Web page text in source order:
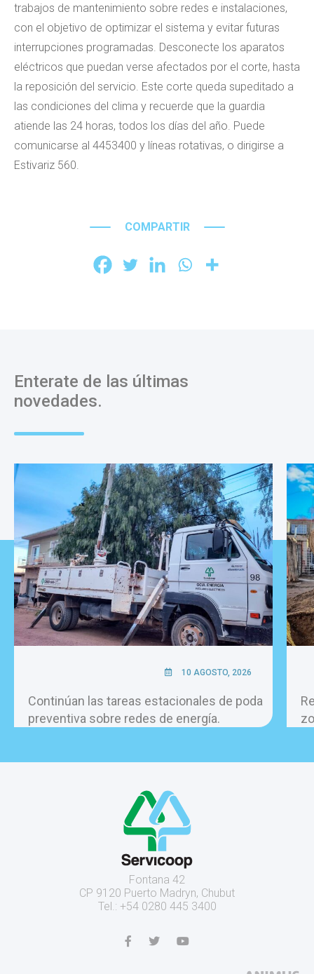
trabajos de mantenimiento sobre redes e instalaciones,
con el objetivo de optimizar el sistema y evitar futuras
interrupciones programadas. Desconecte los aparatos
eléctricos que puedan verse afectados por el corte, hasta
la reposición del servicio. Este corte queda supeditado a
las condiciones del clima y recuerde que la guardia
atiende las 24 horas, todos los días del año. Puede
comunicarse al 4453400 y líneas rotativas, o dirigirse a
Estivariz 560.
COMPARTIR
Enterate de las últimas
novedades.
10 AGOSTO, 2026
Continúan las tareas estacionales de poda
preventiva sobre redes de energía.
Fontana 42
CP 9120 Puerto Madryn, Chubut
Tel.: +54 0280 445 3400